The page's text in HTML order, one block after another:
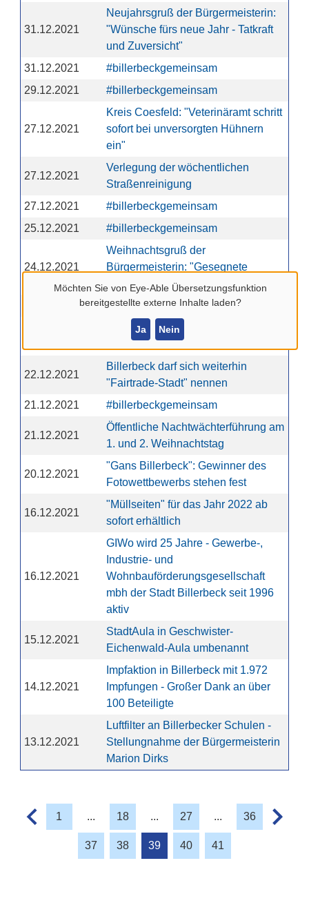
Möchten Sie von Eye-Able Übersetzungsfunktion
bereitgestellte externe Inhalte laden?
Ja Nein
31.12.2021
Neujahrsgruß der Bürgermeisterin:
"Wünsche fürs neue Jahr - Tatkraft
und Zuversicht"
31.12.2021
#billerbeckgemeinsam
29.12.2021
#billerbeckgemeinsam
27.12.2021
Kreis Coesfeld: "Veterinäramt schritt
sofort bei unversorgten Hühnern
ein"
27.12.2021
Verlegung der wöchentlichen
Straßenreinigung
27.12.2021
#billerbeckgemeinsam
25.12.2021
#billerbeckgemeinsam
24.12.2021
Weihnachtsgruß der
Bürgermeisterin: "Gesegnete
Weihnachten - auch in der Krise"
#billerbeckgemeinsam
Weitere 22 Stolpersteine werden in
Billerbeck verlegt
22.12.2021
Billerbeck darf sich weiterhin
"Fairtrade-Stadt" nennen
21.12.2021
#billerbeckgemeinsam
21.12.2021
Öffentliche Nachtwächterführung am
1. und 2. Weihnachtstag
20.12.2021
"Gans Billerbeck": Gewinner des
Fotowettbewerbs stehen fest
16.12.2021
"Müllseiten" für das Jahr 2022 ab
sofort erhältlich
16.12.2021
GIWo wird 25 Jahre - Gewerbe-,
Industrie- und
Wohnbauförderungsgesellschaft
mbh der Stadt Billerbeck seit 1996
aktiv
15.12.2021
StadtAula in Geschwister-
Eichenwald-Aula umbenannt
14.12.2021
Impfaktion in Billerbeck mit 1.972
Impfungen - Großer Dank an über
100 Beteiligte
13.12.2021
Luftfilter an Billerbecker Schulen -
Stellungnahme der Bürgermeisterin
Marion Dirks
1 ... 18 ... 27 ... 36
37 38 39 40 41